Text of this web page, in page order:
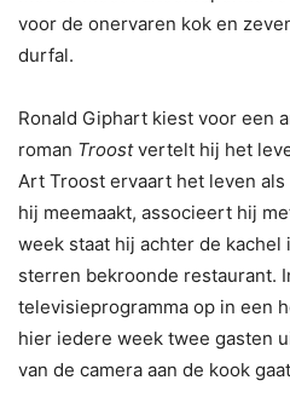
voor de onervaren kok en
durfal.
Ronald Giphart kiest voor een
roman Troostvertelt hij het
Art Troost ervaart het leven
hij meemaakt, associeert hij
week staat hij achter de
sterren bekroonde restaurant.
televisieprogramma op in een
hier iedere week twee gasten
van de camera aan de kook